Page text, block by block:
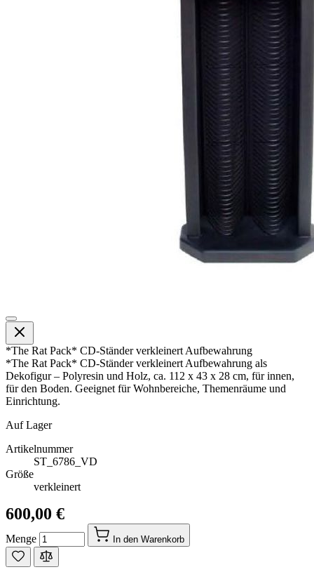
*The Rat Pack* CD-Ständer verkleinert Aufbewahrung
*The Rat Pack* CD-Ständer verkleinert Aufbewahrung als
Dekofigur – Polyresin und Holz, ca. 112 x 43 x 28 cm, für innen,
für den Boden. Geeignet für Wohnbereiche, Themenräume und
Einrichtung.
Auf Lager
Artikelnummer
ST_6786_VD
Größe
verkleinert
600,00 €
Menge In den Warenkorb